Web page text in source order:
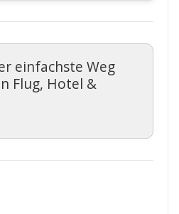
einfachste Weg
Flug, Hotel &